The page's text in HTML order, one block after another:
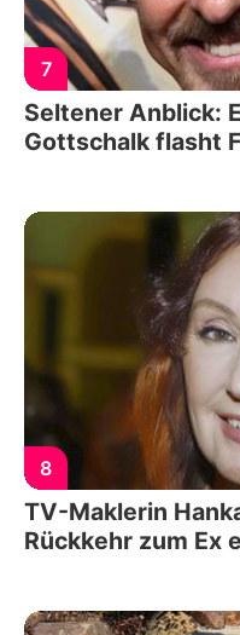
7
Seltener Anblick:
Gottschalk flasht
8
TV-Maklerin
Rückkehr zum Ex